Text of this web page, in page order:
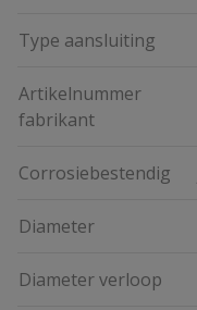
Type aansluiting
Artikelnummer
fabrikant
Corrosiebestendig
Diameter
Diameter verloop